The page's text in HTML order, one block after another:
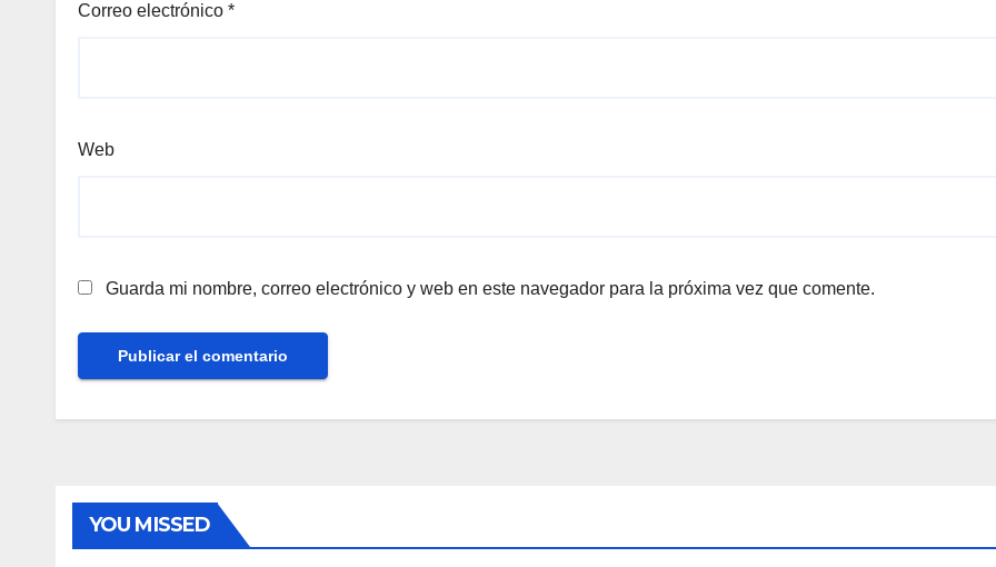
Correo electrónico *
Web
Guarda mi nombre, correo electrónico y web en este navegador para la próxima vez que comente.
YOU MISSED